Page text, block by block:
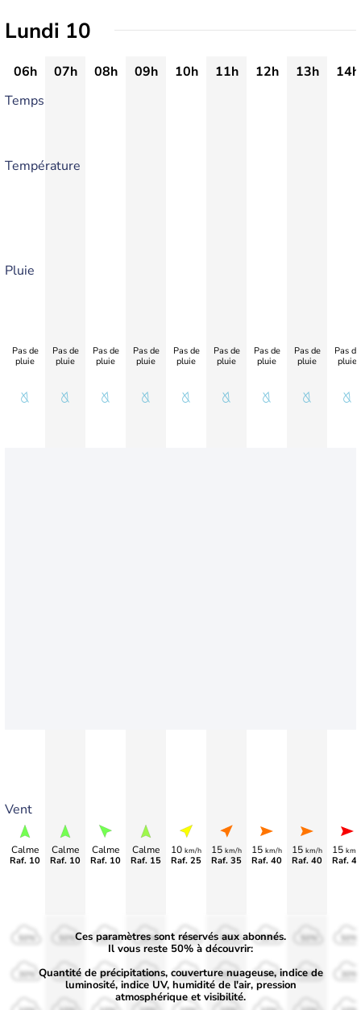
Lundi 10
06h 07h 08h 09h 10h 11h 12h 13h
14h
Temps
Température
Pluie
Vent
Pas de
pluie
Calme
Raf. 10
Pas de
pluie
Calme
Raf. 10
Pas de
pluie
Calme
Raf. 10
Pas de
pluie
Calme
Raf. 15
Pas de
pluie
10 km/h
Raf. 25
Pas de
pluie
15 km/h
Raf. 35
Pas de
pluie
15 km/h
Raf. 40
Pas de
pluie
15 km/h
Raf. 40
Pas de
pluie
15 km/
Raf.
50%
30%
50%
30%
50%
30%
50%
30%
50%
30%
50%
30%
50%
30% 30% 30%
Ces paramètres sont réservés aux abonnés.
Il vous reste 50% à découvrir:
Quantité de précipitations, couverture nuageuse, indice de
luminosité, indice UV, humidité de l'air, pression
atmosphérique et visibilité.